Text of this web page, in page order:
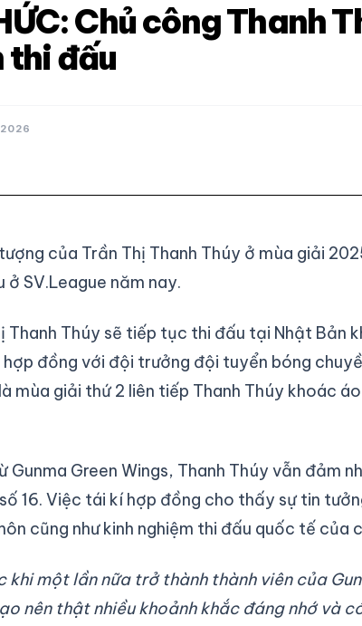
Chủ công Thanh
thi đấu
của Trần Thị Thanh Thúy ở mùa giải
SV.League năm nay.
Thanh Thúy sẽ tiếp tục thi đấu tại Nhật Bản
đồng với đội trưởng đội tuyển bóng
mùa giải thứ 2 liên tiếp Thanh Thúy khoác
Gunma Green Wings, Thanh Thúy vẫn đảm
16. Việc tái kí hợp đồng cho thấy sự tin
cũng như kinh nghiệm thi đấu quốc tế của
khi một lần nữa trở thành thành viên của
nên thật nhiều khoảnh khắc đáng nhớ và